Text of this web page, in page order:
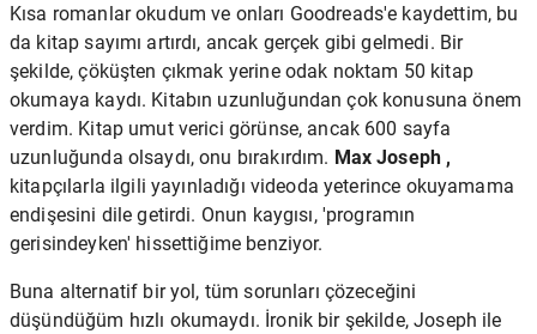
Kısa romanlar okudum ve onları Goodreads'e kaydettim, bu
da kitap sayımı artırdı, ancak gerçek gibi gelmedi. Bir
şekilde, çöküşten çıkmak yerine odak noktam 50 kitap
okumaya kaydı. Kitabın uzunluğundan çok konusuna önem
verdim. Kitap umut verici görünse, ancak 600 sayfa
uzunluğunda olsaydı, onu bırakırdım. Max Joseph ,
kitapçılarla ilgili yayınladığı videoda yeterince okuyamama
endişesini dile getirdi. Onun kaygısı, 'programın
gerisindeyken' hissettiğime benziyor.
Buna alternatif bir yol, tüm sorunları çözeceğini
düşündüğüm hızlı okumaydı. İronik bir şekilde, Joseph ile